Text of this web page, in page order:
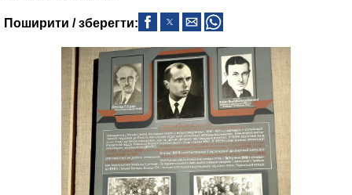
Поширити / зберегти: